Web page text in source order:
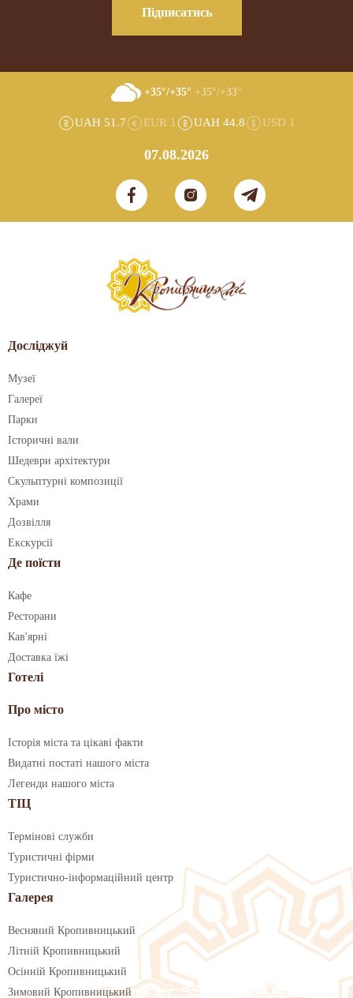
Підписатись
+35°/+35° +35°/+33°
UAH 51.7 EUR 1 UAH 44.8 USD 1
07.08.2026
Досліджуй
Музеї
Галереї
Парки
Історичні вали
Шедеври архітектури
Скульптурні композиції
Храми
Дозвілля
Екскурсії
Де поїсти
Кафе
Ресторани
Кав'ярні
Доставка їжі
Готелі
Про місто
Історія міста та цікаві факти
Видатні постаті нашого міста
Легенди нашого міста
ТІЦ
Термінові служби
Туристичні фірми
Туристично-інформаційний центр
Галерея
Весняний Кропивницький
Літній Кропивницький
Осінній Кропивницький
Зимовий Кропивницький